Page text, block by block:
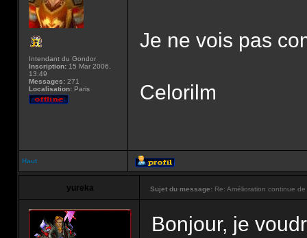
Intendant du Gondor
Inscription: 15 Mar 2006,
13:49
Messages: 271
Localisation: Paris
Je ne vois pas
Celorilm
Haut
yureka Sujet du message: Re: Amélioration continue
Bonjour, je